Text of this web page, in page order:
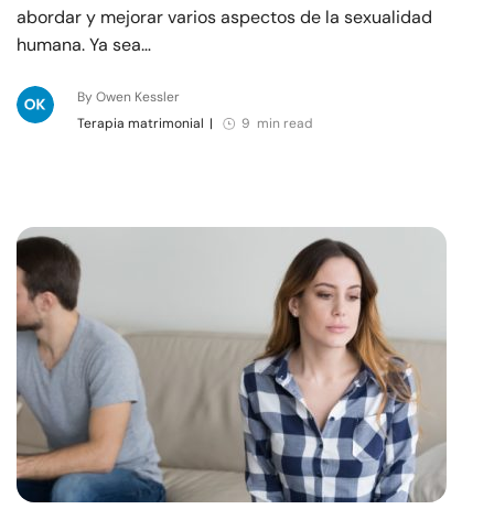
abordar y mejorar varios aspectos de la sexualidad
humana. Ya sea…
By Owen Kessler
Terapia matrimonial | 9 min read